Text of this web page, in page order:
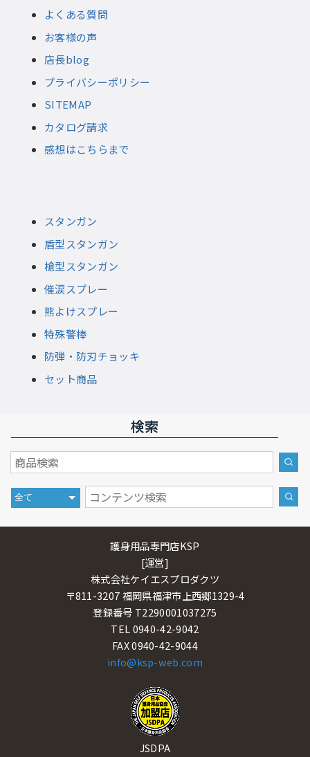
よくある質問
お客様の声
店長blog
プライバシーポリシー
SITEMAP
カタログ請求
感想はこちらまで
スタンガン
盾型スタンガン
槍型スタンガン
催涙スプレー
熊よけスプレー
特殊警棒
防弾・防刃チョッキ
セット商品
検索
護身用品専門店KSP
[運営]
株式会社ケイエスプロダクツ
〒811-3207 福岡県福津市上西郷1329-4
登録番号 T2290001037275
TEL 0940-42-9042
FAX 0940-42-9044
info@ksp-web.com
JSDPA